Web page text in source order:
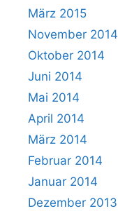
März 2015
November 2014
Oktober 2014
Juni 2014
Mai 2014
April 2014
März 2014
Februar 2014
Januar 2014
Dezember 2013